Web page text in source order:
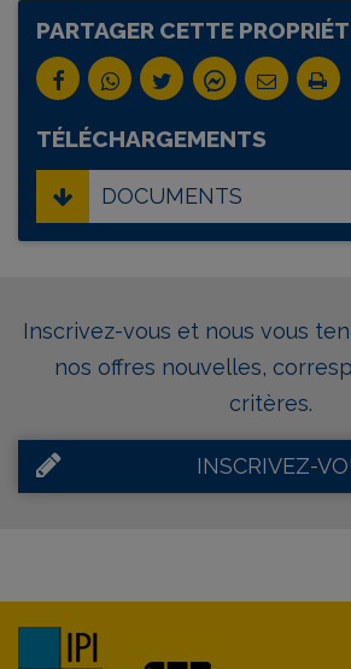
PARTAGER CETTE
TÉLÉCHARGEMENTS
DOCUMENTS
Inscrivez-vous et nous vous
nos offres nouvelles,
critères.
INSCRIVEZ-